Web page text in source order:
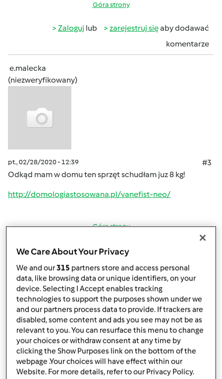
Góra strony
Zaloguj lub zarejestruj sięaby dodawać
komentarze
e.malecka
(niezweryfikowany)
pt., 02/28/2020 - 12:39
#3
Odkąd mam w domu ten sprzęt schudłam juz 8 kg!
http://domologiastosowana.pl/vanefist-neo/
Góra strony
Zalogujlub zarejestruj się
komentarze
Anonim
(niezweryfikowany)
We Care About Your Privacy
We and our315 partners store and access personal
data, like browsing data or unique identifiers, on your
device. Selecting I Accept enables tracking
technologies to support the purposes shown under we
and our partners process data to provide. If trackers are
disabled, some content and ads you see may not be as
relevant to you. You can resurface this menu to change
your choices or withdraw consent at any time by
clicking the Show Purposes link on the bottom of the
webpage .Your choices will have effect within our
Website. For more details, refer to our Privacy Policy.